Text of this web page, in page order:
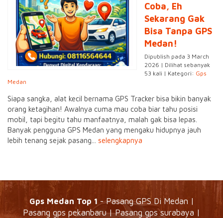
Coba, Eh
Sekarang Gak
Bisa Tanpa GPS
Medan!
Dipublish pada 3 March
2026 | Dilihat sebanyak
53 kali | Kategori: Gps
Medan
Siapa sangka, alat kecil bernama GPS Tracker bisa bikin banyak
orang ketagihan! Awalnya cuma mau coba biar tahu posisi
mobil, tapi begitu tahu manfaatnya, malah gak bisa lepas.
Banyak pengguna GPS Medan yang mengaku hidupnya jauh
lebih tenang sejak pasang... selengkapnya
Gps Medan Top 1 - Pasang GPS Di Medan |
Pasang gps pekanbaru | Pasang gps surabaya |